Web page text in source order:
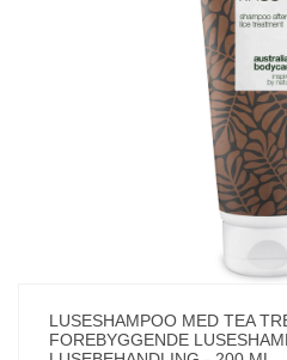
LUSESHAMPOO MED TEA
FOREBYGGENDE